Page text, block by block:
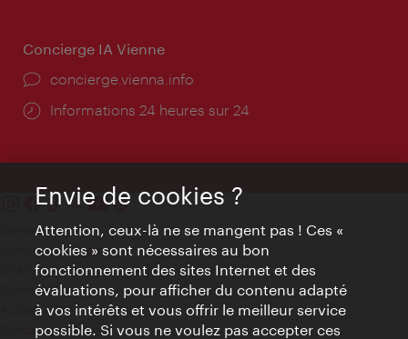
Concierge IA Vienne
Ort:
concierge.vienna.info
Öffnungszeiten:
Informations 24 heures sur 24
Contact
Mentions obligatoires
Charte sur le respect de la vie privée
Terms of Use
Accessibilité
Contact presse
Envie de cookies ?
Attention, ceux-là ne se mangent pas ! Ces «
cookies » sont nécessaires au bon
fonctionnement des sites Internet et des
évaluations, pour afficher du contenu adapté
à vos intérêts et vous offrir le meilleur service
possible. Si vous ne voulez pas accepter ces